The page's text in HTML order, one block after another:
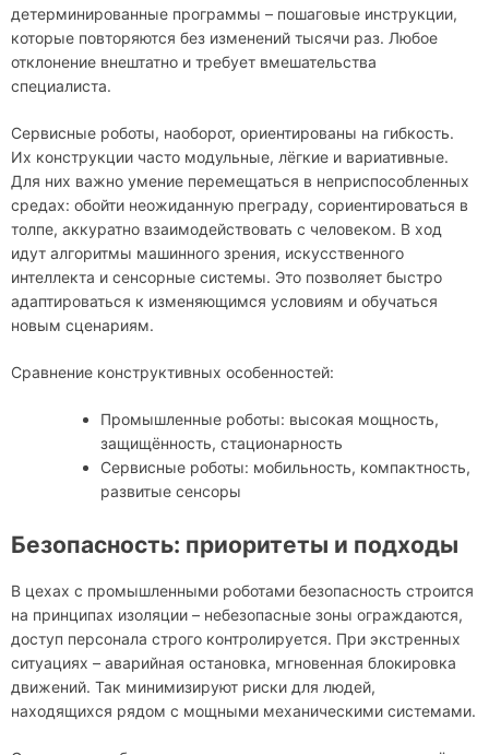
детерминированные программы – пошаговые инструкции,
которые повторяются без изменений тысячи раз. Любое
отклонение внештатно и требует вмешательства
специалиста.
Сервисные роботы, наоборот, ориентированы на гибкость.
Их конструкции часто модульные, лёгкие и вариативные.
Для них важно умение перемещаться в неприспособленных
средах: обойти неожиданную преграду, сориентироваться в
толпе, аккуратно взаимодействовать с человеком. В ход
идут алгоритмы машинного зрения, искусственного
интеллекта и сенсорные системы. Это позволяет быстро
адаптироваться к изменяющимся условиям и обучаться
новым сценариям.
Сравнение конструктивных особенностей:
Промышленные роботы: высокая мощность,
защищённость, стационарность
Сервисные роботы: мобильность, компактность,
развитые сенсоры
Безопасность: приоритеты и подходы
В цехах с промышленными роботами безопасность строится
на принципах изоляции – небезопасные зоны ограждаются,
доступ персонала строго контролируется. При экстренных
ситуациях – аварийная остановка, мгновенная блокировка
движений. Так минимизируют риски для людей,
находящихся рядом с мощными механическими системами.